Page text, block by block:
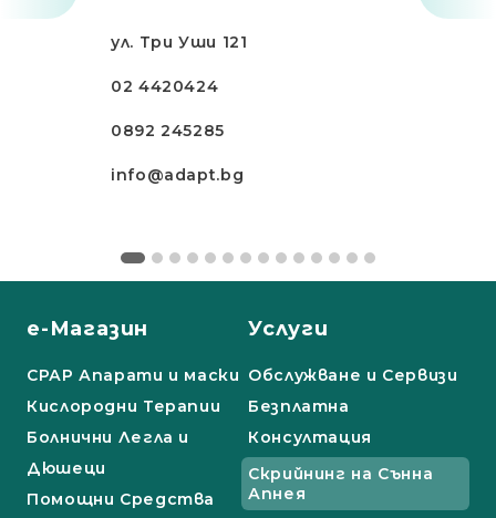
ул. Три Уши 121
02 4420424
0892 245285
info@adapt.bg
е-Магазин
СРАР Апарати и маски
Кислородни Терапии
Болнични Легла и
Дюшеци
Помощни Средства
Услуги
Обслужване и Сервизи
Безплатна
Консултация
Скрийнинг на Сънна
Апнея